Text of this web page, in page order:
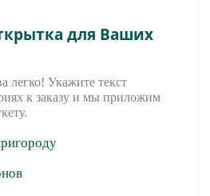
для Ваших
легко! Укажите текст
к заказу и мы приложим